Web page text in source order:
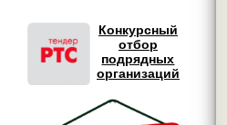
Конкурсный
отбор
подрядных
организаций